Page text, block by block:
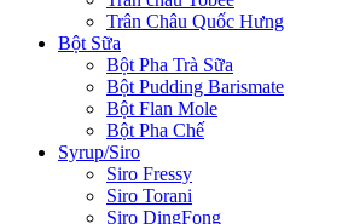
Trân Châu Quốc Hưng
Bột Sữa
Bột Pha Trà Sữa
Bột Pudding Barismate
Bột Flan Mole
Bột Pha Chế
Syrup/Siro
Siro Fressy
Siro Torani
Siro DingFong